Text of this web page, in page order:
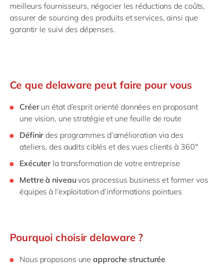
meilleurs fournisseurs, négocier les réductions de coûts,
assurer de sourcing des produits et services, ainsi que
garantir le suivi des dépenses.
Ce que delaware peut faire pour vous
Créerun état d’esprit orienté données en proposant
une vision, une stratégie et une feuille de route
Définirdes programmes d’amélioration via des
ateliers, des audits ciblés et des vues clients à 360°
Exécuter la transformation de votre entreprise
Mettre à niveauvos processus business et former vos
équipes à l’exploitation d’informations pointues
Pourquoi choisir delaware ?
Nous proposons uneapproche structurée